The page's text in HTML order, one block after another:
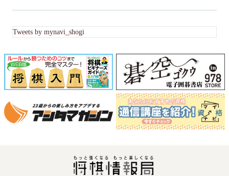
Tweets by mynavi_shogi